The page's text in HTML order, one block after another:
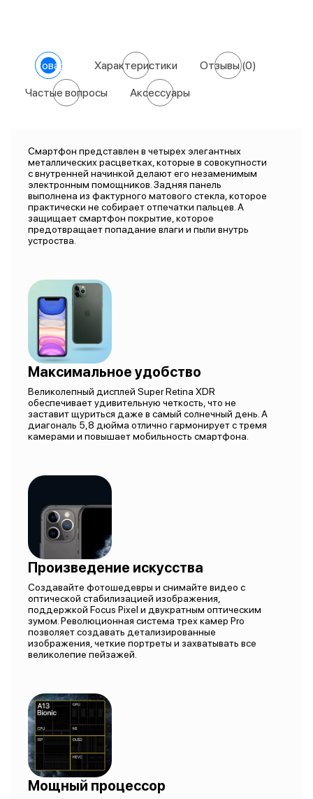
О товаре Характеристики Отзывы(0)
Частые вопросы Аксессуары
Смартфон представлен в четырех элегантных
металлических расцветках, которые в совокупности
с внутренней начинкой делают его незаменимым
электронным помощников. Задняя панель
выполнена из фактурного матового стекла, которое
практически не собирает отпечатки пальцев. А
защищает смартфон покрытие, которое
предотвращает попадание влаги и пыли внутрь
устроства.
Максимальное удобство
Великолепный дисплей Super Retina XDR
обеспечивает удивительную четкость, что не
заставит щуриться даже в самый солнечный день. А
диагональ 5,8 дюйма отлично гармонирует с тремя
камерами и повышает мобильность смартфона.
Произведение искусства
Создавайте фотошедевры и снимайте видео с
оптической стабилизацией изображения,
поддержкой Focus Pixel и двукратным оптическим
зумом. Революционная система трех камер Pro
позволяет создавать детализированные
изображения, четкие портреты и захватывать все
великолепие пейзажей.
Мощный процессор